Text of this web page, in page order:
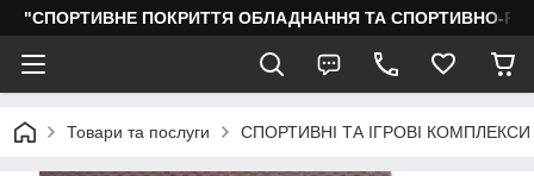
"СПОРТИВНЕ ПОКРИТТЯ ОБЛАДНАННЯ ТА СПОРТИВНО-
Товари та послуги СПОРТИВНІ ТА ІГРОВІ